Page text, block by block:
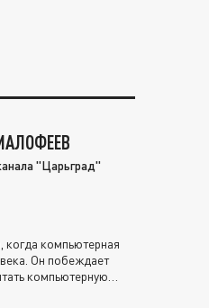
"Царьград"
компьютерная
Он побеждает
компьютерную